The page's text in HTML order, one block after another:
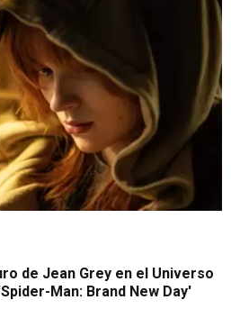
de Jean Grey en el Universo
Man: Brand New Day'